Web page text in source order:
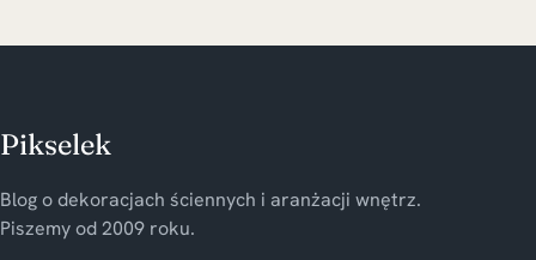
Pikselek
Blog o dekoracjach ściennych i aranżacji wnętrz.
Piszemy od 2009 roku.